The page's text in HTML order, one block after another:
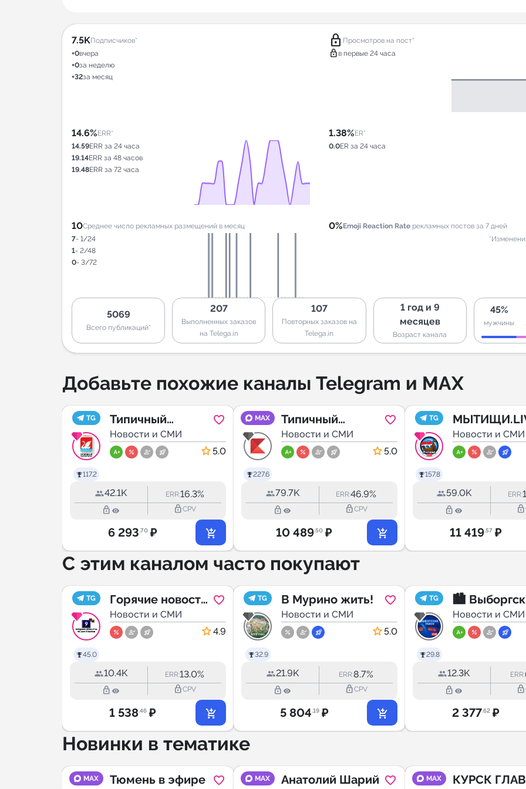
7.5KПодписчиков*
+0вчера
+0за неделю
+32за месяц
lock Просмотров на пост*
lock в первые 24 часа
14.6%ERR*
14.59ERR за 24 часа
19.14ERR за 48 часов
19.48ERR за 72 часа
1.38%ER*
0.0ER за 24 часа
10Среднее число рекламных размещений в месяц
7- 1/24
1- 2/48
0- 3/72
0%Emoji Reaction Rate рекламных постов за 7 дней
5069
Всего публикаций*
207
Выполненных заказов
на Telega.in
107
Повторных заказов на
Telega.in
1 год и 9
месяцев
Возраст канала
45%
мужчины
Добавьте похожие каналы Telegram и MAX
TG
117.2
Типичный
Долгопрудный
Новости и СМИ
5.0
42.1K ERR:16.3%
lock_outline lock_outlineCPV
6 293.70 ₽
MAX
227.6
Типичный
Краснодар
Новости и СМИ
5.0
79.7K ERR:46.9%
lock_outline lock_outlineCPV
10 489.50 ₽
TG
157.8
Подмосковье
Паблик
Новости и СМИ
59.0K ERR:
lock_outline lock_outline
11 419.57 ₽
С этим каналом часто покупают
TG
45.0
Горячие новости
Мурино I
Девяткино
Новости и СМИ
4.9
10.4K ERR:13.0%
lock_outline lock_outlineCPV
1 538.46 ₽
TG
32.9
В Мурино жить!
Новости и СМИ
5.0
21.9K ERR:8.7%
lock_outline lock_outlineCPV
5 804.19 ₽
TG
29.8
🏙
район Live
Новости и СМИ
12.3K ERR:
lock_outline lock_outline
2 377.62 ₽
Новинки в тематике
MAX Тюмень в эфире MAX Анатолий Шарий MAX КУРСК